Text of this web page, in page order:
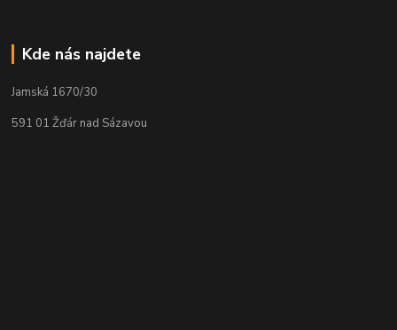
Kde nás najdete
Jamská 1670/30
591 01 Žďár nad Sázavou